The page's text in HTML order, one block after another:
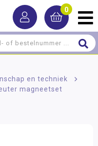
0
en techniek
>
magneetset